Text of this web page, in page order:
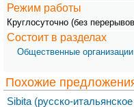
Режим работы
Круглосуточно (без
Состоит в разделах
Общественные организации
Похожие
Sibita (русско-